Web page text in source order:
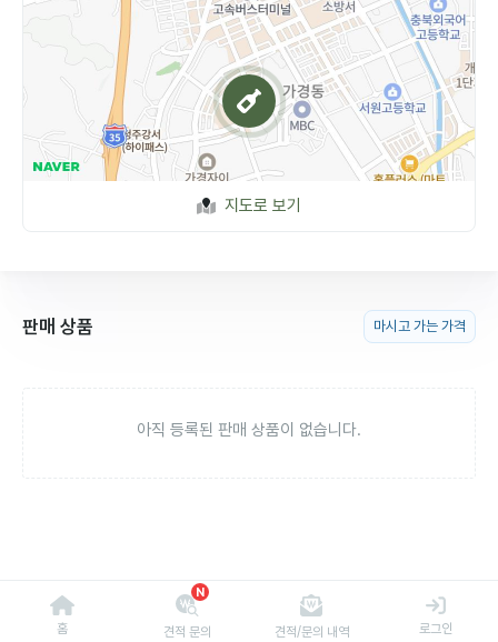
지도로 보기
판매 상품 마시고 가는 가격
아직 등록된 판매 상품이 없습니다.
홈
N
견적 문의 견적/문의 내역 로그인